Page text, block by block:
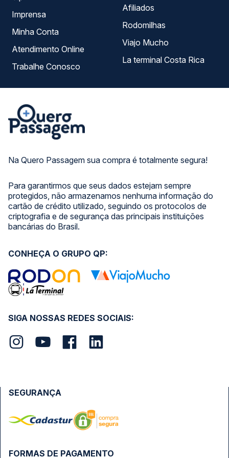
Na Quero Passagem sua compra é totalmente segura!
Para garantirmos que seus dados estejam sempre
protegidos, não armazenamos nenhuma informação do
cartão de crédito utilizado, seguindo os protocolos de
criptografia e de segurança das principais instituições
bancárias do Brasil.
Imprensa
Minha Conta
Atendimento Online
Trabalhe Conosco
Afiliados
Rodomilhas
Viajo Mucho
La terminal Costa Rica
SIGA NOSSAS REDES SOCIAIS:
CONHEÇA O GRUPO QP:
FORMAS DE PAGAMENTO
SEGURANÇA